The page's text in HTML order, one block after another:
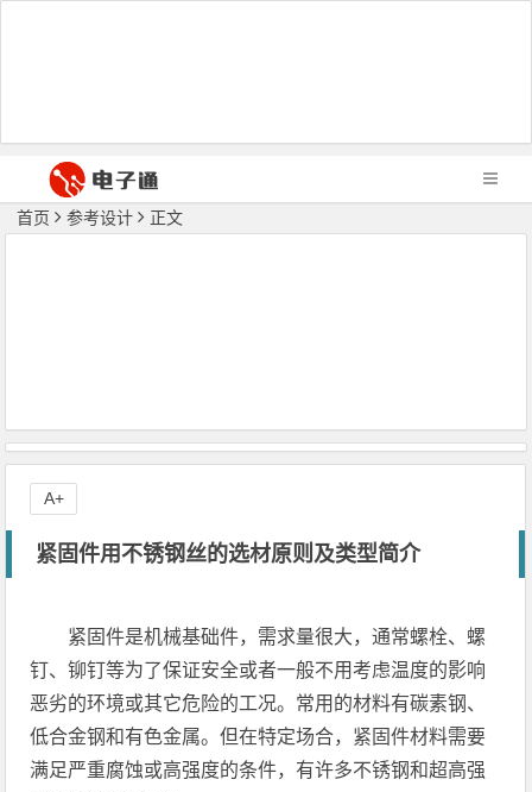
首页 参考设计 正文
紧固件用不锈钢丝的选材原则及类型简介
紧固件是机械基础件，需求量很大，通常螺栓、螺
钉、铆钉等为了保证安全或者一般不用考虑温度的影响
恶劣的环境或其它危险的工况。常用的材料有碳素钢、
低合金钢和有色金属。但在特定场合，紧固件材料需要
满足严重腐蚀或高强度的条件，有许多不锈钢和超高强
A+